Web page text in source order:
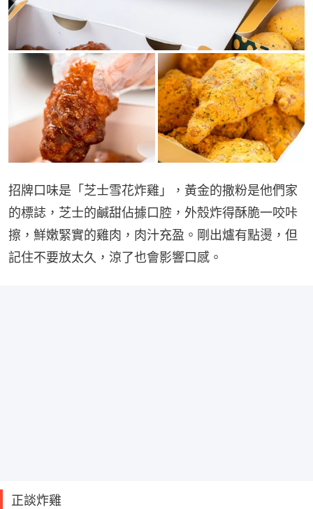
招牌口味是「芝士雪花炸雞」，黃金的撒粉是他們家
的標誌，芝士的鹹甜佔據口腔，外殼炸得酥脆一咬咔
擦，鮮嫩緊實的雞肉，肉汁充盈。剛出爐有點燙，但
記住不要放太久，涼了也會影響口感。
正談炸雞